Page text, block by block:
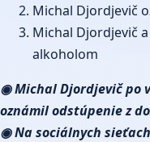
Michal Djordjevič
Michal Djordjevič
alkoholom
◉ Michal Djordjevič po
oznámil odstúpenie z
◉ Na sociálnych